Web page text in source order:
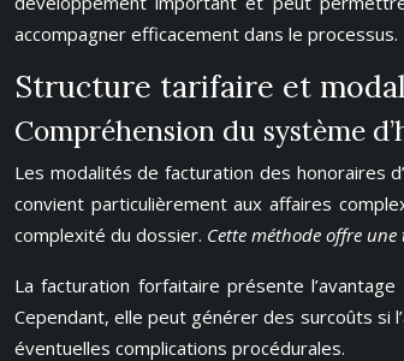
accompagner efficacement dans le processus.
Structure tarifaire et
Compréhension du système
Les modalités de facturation des honoraires
convient particulièrement aux affaires
complexité du dossier. Cette méthode offre
La facturation forfaitaire présente
Cependant, elle peut générer des surcoûts si
éventuelles complications procédurales.